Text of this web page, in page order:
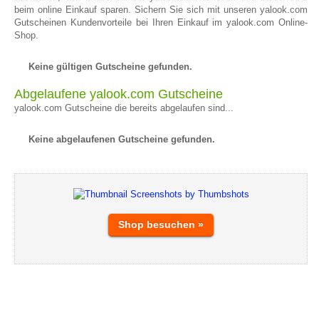
beim online Einkauf sparen. Sichern Sie sich mit unseren yalook.com
Gutscheinen Kundenvorteile bei Ihren Einkauf im yalook.com Online-
Shop.
Keine gültigen Gutscheine gefunden.
Abgelaufene yalook.com Gutscheine
yalook.com Gutscheine die bereits abgelaufen sind...
Keine abgelaufenen Gutscheine gefunden.
Shop besuchen »